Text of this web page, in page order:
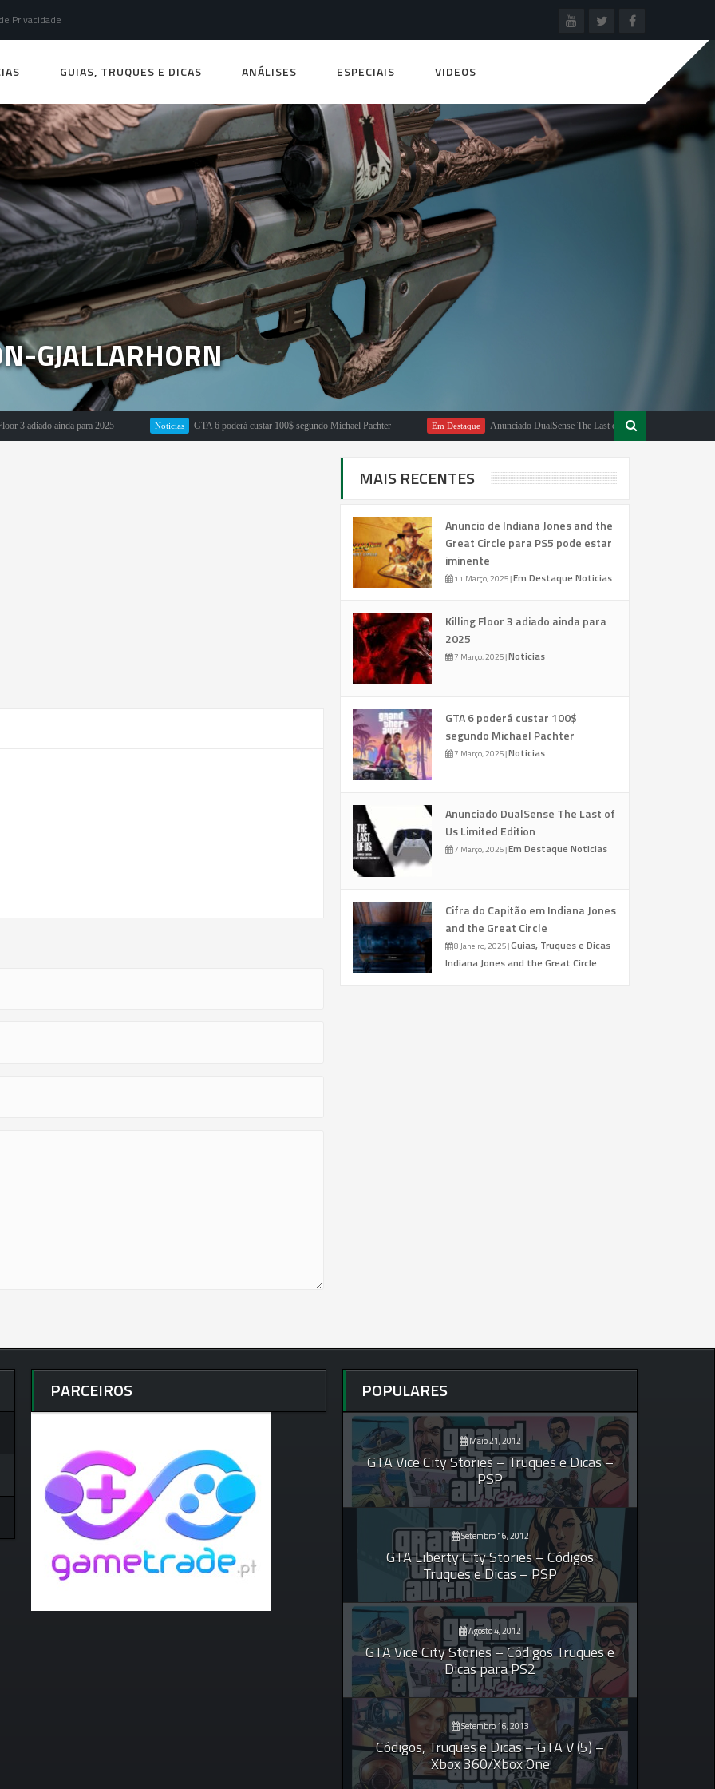
Privacidade
GUIAS, TRUQUES E DICAS ANÁLISES ESPECIAIS VIDEOS
GJALLARHORN
ainda para 2025 GTA 6 poderá custar 100$ segundo Michael Pachter Em Destaque Anunciado DualSense The Last of Us Limited Edition
MAIS RECENTES
Anuncio de Indiana Jones and the
Great Circle para PS5 pode estar
iminente
11 Março, 2025|Em Destaque Noticias
Killing Floor 3 adiado ainda para
2025
7 Março, 2025|Noticias
GTA 6 poderá custar 100$
segundo Michael Pachter
7 Março, 2025|Noticias
Anunciado DualSense The Last of
Us Limited Edition
7 Março, 2025|Em Destaque Noticias
Cifra do Capitão em Indiana Jones
and the Great Circle
8 Janeiro, 2025|Guias, Truques e Dicas
Indiana Jones and the Great Circle
PARCEIROS POPULARES
Maio 21, 2012
GTA Vice City Stories – Truques e Dicas –
PSP
Setembro 16, 2012
GTA Liberty City Stories – Códigos
Truques e Dicas – PSP
Agosto 4, 2012
GTA Vice City Stories – Códigos Truques e
Dicas para PS2
Setembro 16, 2013
Códigos, Truques e Dicas – GTA V (5) –
Xbox 360/Xbox One